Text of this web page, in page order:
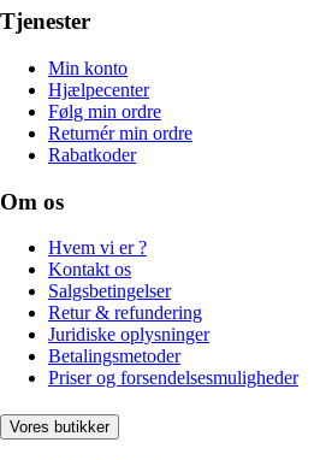
Tjenester
Min konto
Hjælpecenter
Følg min ordre
Returnér min ordre
Rabatkoder
Om os
Hvem vi er ?
Kontakt os
Salgsbetingelser
Retur & refundering
Juridiske oplysninger
Betalingsmetoder
Priser og forsendelsesmuligheder
Vores butikker